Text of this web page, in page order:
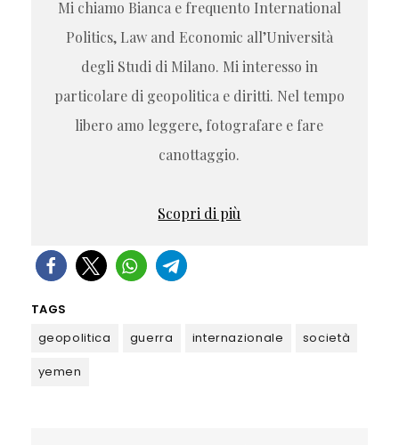
Mi chiamo Bianca e frequento International
Politics, Law and Economic all’Università
degli Studi di Milano. Mi interesso in
particolare di geopolitica e diritti. Nel tempo
libero amo leggere, fotografare e fare
canottaggio.
Scopri di più
TAGS
geopolitica
guerra internazionale
società
yemen